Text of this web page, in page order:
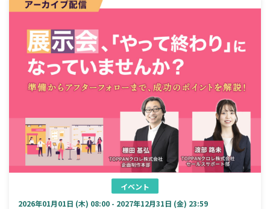
イベント
2026年01月01日 (木) 08:00 - 2027年12月31日 (金) 23:59